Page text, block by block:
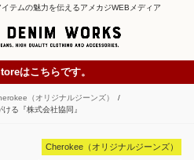
テムの魅力を伝えるアメカジWEBメディア
はこちらです。
（オリジナルジーンズ）
る『株式会社協同』
Cherokee（オリジナルジーンズ）